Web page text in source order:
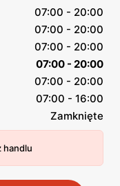
07:00 - 20:00
07:00 - 20:00
07:00 - 20:00
07:00 - 20:00
07:00 - 20:00
07:00 - 16:00
Zamknięte
handlu